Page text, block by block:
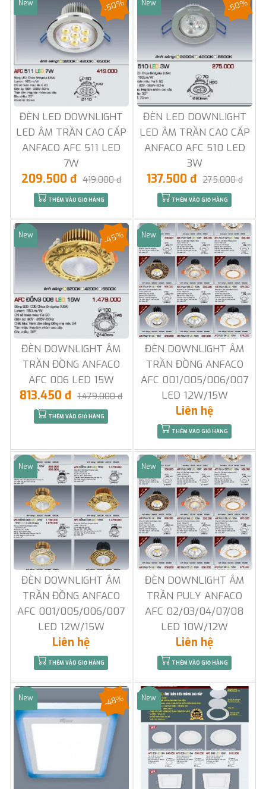
Sale
New
ĐÈN LED DOWNLIGHT
LED ÂM TRẦN CAO CẤP
ANFACO AFC 511 LED
7W
-50%
209.500 đ 419.000 đ
THÊM VÀO GIỎ HÀNG
Sale
New
ĐÈN LED DOWNLIGHT
LED ÂM TRẦN CAO CẤP
ANFACO AFC 510 LED
3W
-50%
137.500 đ 275.000 đ
THÊM VÀO GIỎ HÀNG
Sale
New
ĐÈN DOWNLIGHT ÂM
TRẦN ĐỒNG ANFACO
AFC 006 LED 15W
-45%
813.450 đ 1.479.000 đ
THÊM VÀO GIỎ HÀNG
Sale
New
ĐÈN DOWNLIGHT ÂM
TRẦN ĐỒNG ANFACO
AFC 001/005/006/007
LED 12W/15W
Liên hệ
THÊM VÀO GIỎ HÀNG
Sale
New
ĐÈN DOWNLIGHT ÂM
TRẦN ĐỒNG ANFACO
AFC 001/005/006/007
LED 12W/15W
Liên hệ
THÊM VÀO GIỎ HÀNG
Sale
New
ĐÈN DOWNLIGHT ÂM
TRẦN PULY ANFACO
AFC 02/03/04/07/08
LED 10W/12W
Liên hệ
THÊM VÀO GIỎ HÀNG
Sale
New -48% Sale
New